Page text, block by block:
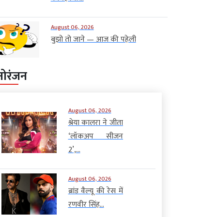
August 06, 2026
बुझो तो जाने — आज की पहेली
August 06, 2026
श्रेया कालरा ने जीता
‘लॉकअप सीजन
2’,...
August 06, 2026
ब्रांड वैल्यू की रेस में
रणवीर सिंह...